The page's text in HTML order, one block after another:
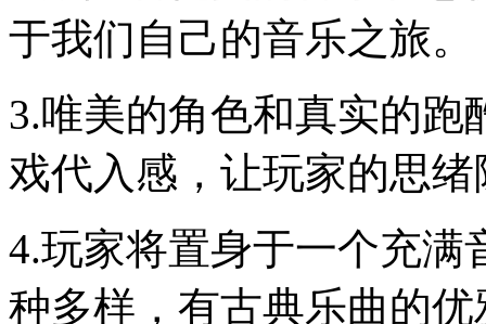
于我们自己的音乐之旅。
3.唯美的角色和真实的
戏代入感，让玩家的思
4.玩家将置身于一个充满
种多样，有古典乐曲的